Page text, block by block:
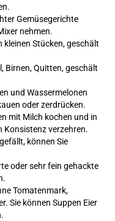
Gemüsegerichte
nehmen.
kleinen Stücken, geschält
Birnen, Quitten, geschält
und Wassermelonen
oder zerdrücken.
mit Milch kochen und in
Konsistenz verzehren.
können Sie
oder sehr fein gehackte
Tomatenmark,
Sie können Suppen Eier